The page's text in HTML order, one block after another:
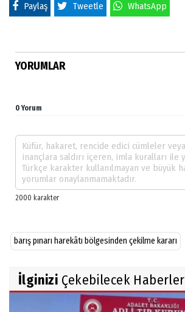
Paylaş Tweetle WhatsApp
YORUMLAR
0 Yorum
barış pınarı harekâtı bölgesinden çekilme kararı
İlginizi Çekebilecek Haberler